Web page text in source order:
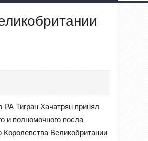
РА Тигран Хачатрян принял
и полномочного посла
Королевства Великобритании